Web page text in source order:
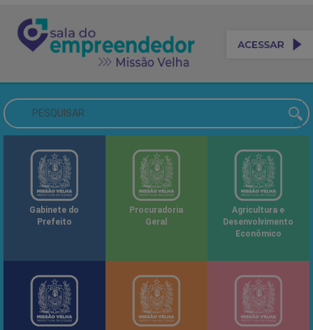
Gabinete do
Prefeito
Procuradoria
Geral
Agricultura e
Desenvolvimento
Econômico